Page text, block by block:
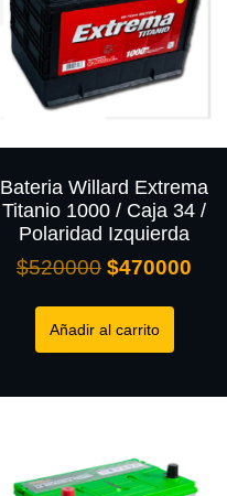
Bateria Willard Extrema
Titanio 1000 / Caja 34 /
Polaridad Izquierda
$520000 $470000
Añadir al carrito